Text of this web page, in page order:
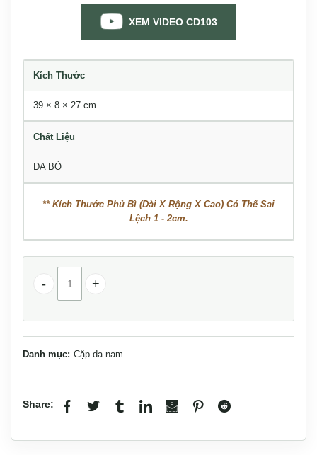
XEM VIDEO CD103
Kích Thước
39 × 8 × 27 cm
Chất Liệu
DA BÒ
** Kích Thước Phủ Bì (Dài X Rộng X Cao) Có Thể Sai
Lệch 1 - 2cm.
Cặp nam da bò cao cấp Lano CD103 số lượng
Danh mục: Cặp da nam
Share: